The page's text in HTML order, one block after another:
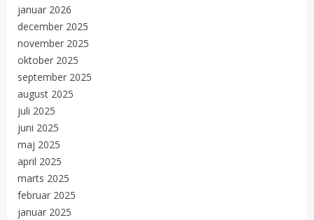
januar 2026
december 2025
november 2025
oktober 2025
september 2025
august 2025
juli 2025
juni 2025
maj 2025
april 2025
marts 2025
februar 2025
januar 2025